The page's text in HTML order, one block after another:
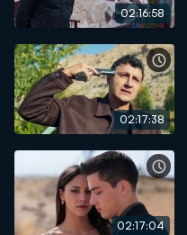
02:16:58
02:17:38
02:17:04